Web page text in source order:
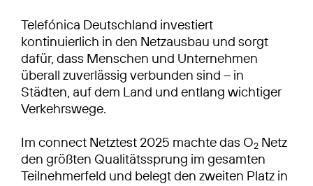
Telefónica Deutschland investiert
kontinuierlich in den Netzausbau und sorgt
dafür, dass Menschen und Unternehmen
überall zuverlässig verbunden sind – in
Städten, auf dem Land und entlang wichtiger
Verkehrswege.
Im connect Netztest 2025 machte das O2 Netz
den größten Qualitätssprung im gesamten
Teilnehmerfeld und belegt den zweiten Platz in